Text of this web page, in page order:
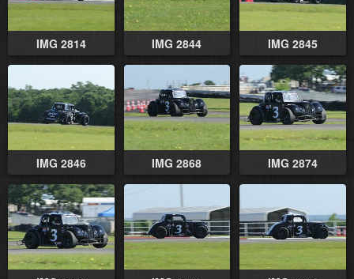
IMG 2814 IMG 2844 IMG 2845
IMG 2846 IMG 2868 IMG 2874